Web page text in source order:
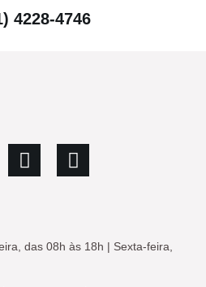
4228-4746
das 08h às 18h | Sexta-feira,